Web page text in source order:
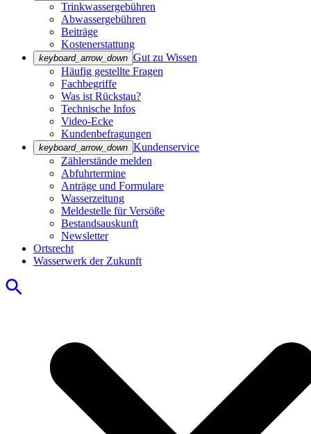
Trinkwassergebühren
Abwassergebühren
Beiträge
Kostenerstattung
keyboard_arrow_down Gut zu Wissen
Häufig gestellte Fragen
Fachbegriffe
Was ist Rückstau?
Technische Infos
Video-Ecke
Kundenbefragungen
keyboard_arrow_down Kundenservice
Zählerstände melden
Abfuhrtermine
Anträge und Formulare
Wasserzeitung
Meldestelle für Versöße
Bestandsauskunft
Newsletter
Ortsrecht
Wasserwerk der Zukunft